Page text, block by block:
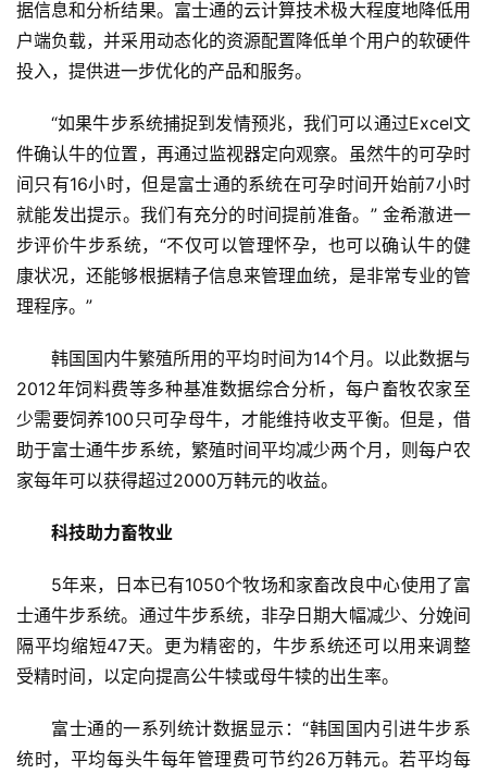
据信息和分析结果。富士通的云计算技术极大程度地降低用
户端负载，并采用动态化的资源配置降低单个用户的软硬件
投入，提供进一步优化的产品和服务。
“如果牛步系统捕捉到发情预兆，我们可以通过Excel文
件确认牛的位置，再通过监视器定向观察。虽然牛的可孕时
间只有16小时，但是富士通的系统在可孕时间开始前7小时
就能发出提示。我们有充分的时间提前准备。” 金希澈进一
步评价牛步系统，“不仅可以管理怀孕，也可以确认牛的健
康状况，还能够根据精子信息来管理血统，是非常专业的管
理程序。”
韩国国内牛繁殖所用的平均时间为14个月。以此数据与
2012年饲料费等多种基准数据综合分析，每户畜牧农家至
少需要饲养100只可孕母牛，才能维持收支平衡。但是，借
助于富士通牛步系统，繁殖时间平均减少两个月，则每户农
家每年可以获得超过2000万韩元的收益。
科技助力畜牧业
5年来，日本已有1050个牧场和家畜改良中心使用了富
士通牛步系统。通过牛步系统，非孕日期大幅减少、分娩间
隔平均缩短47天。更为精密的，牛步系统还可以用来调整
受精时间，以定向提高公牛犊或母牛犊的出生率。
富士通的一系列统计数据显示：“韩国国内引进牛步系
统时，平均每头牛每年管理费可节约26万韩元。若平均每